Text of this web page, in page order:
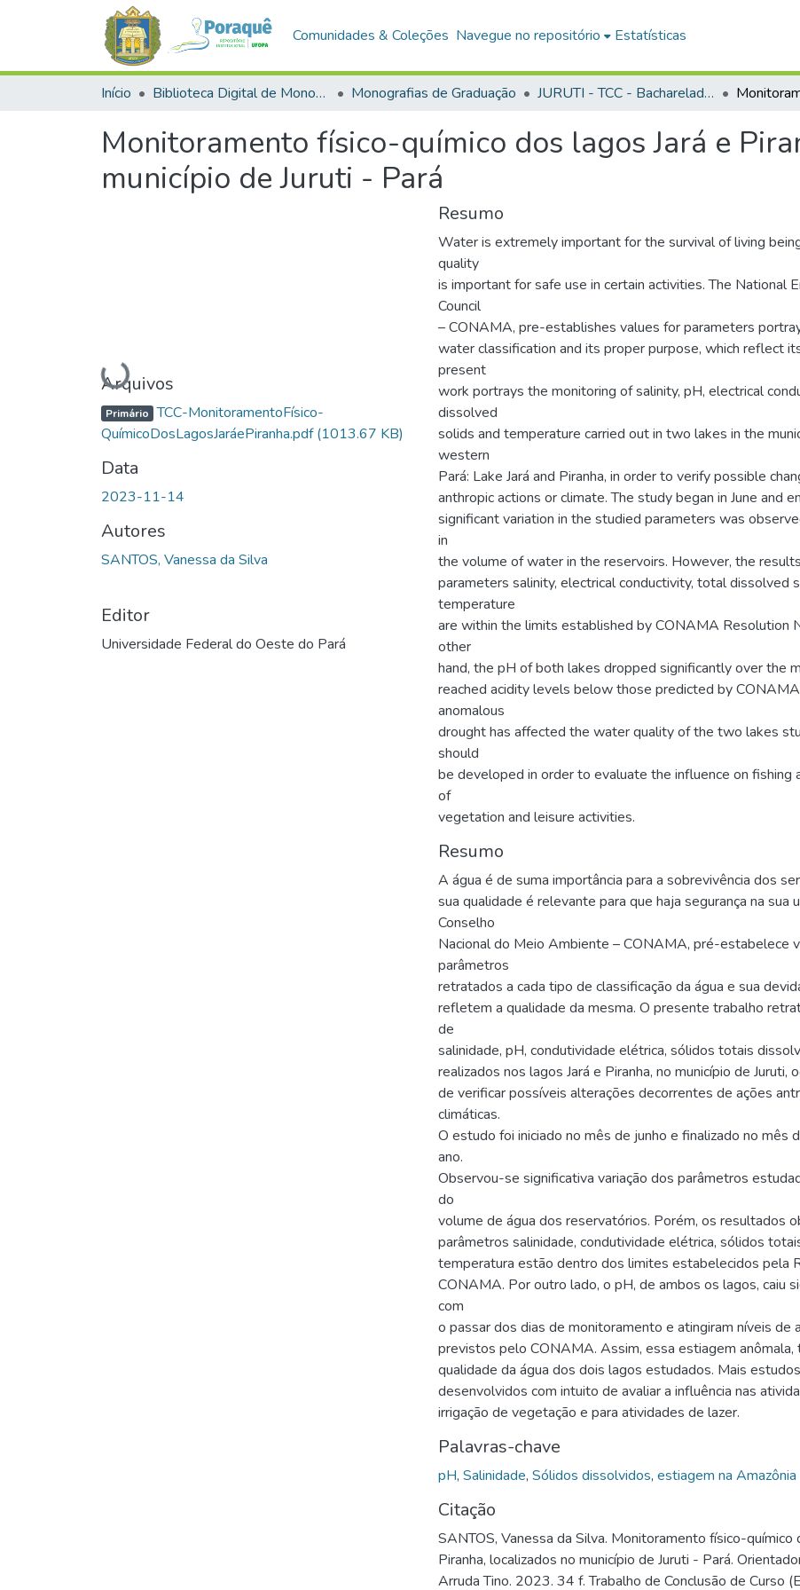
Comunidades & Coleções Navegue no repositório Estatísticas
Início Biblioteca Digital de Monografias (BDM) Monografias de Graduação JURUTI - TCC - Bacharelado em Engenharia de Minas
Monitoramento físico-químico dos lagos Jará e
município de Juruti - Pará
Carregando...
Arquivos
Primário TCC-MonitoramentoFísico-
QuímicoDosLagosJaráePiranha.pdf(1013.67 KB)
Data
2023-11-14
Autores
SANTOS, Vanessa da Silva
Editor
Universidade Federal do Oeste do Pará
Resumo
Water is extremely important for the survival of living
quality
is important for safe use in certain activities. The National
Council
– CONAMA, pre-establishes values for parameters
water classification and its proper purpose, which reflect
present
work portrays the monitoring of salinity, pH, electrical
dissolved
solids and temperature carried out in two lakes in the
western
Pará: Lake Jará and Piranha, in order to verify possible
anthropic actions or climate. The study began in June and
significant variation in the studied parameters was
in
the volume of water in the reservoirs. However, the
parameters salinity, electrical conductivity, total dissolved
temperature
are within the limits established by CONAMA Resolution
other
hand, the pH of both lakes dropped significantly over the
reached acidity levels below those predicted by
anomalous
drought has affected the water quality of the two lakes
should
be developed in order to evaluate the influence on fishing
of
vegetation and leisure activities.
Resumo
A água é de suma importância para a sobrevivência dos
sua qualidade é relevante para que haja segurança na sua
Conselho
Nacional do Meio Ambiente – CONAMA, pré-estabelece
parâmetros
retratados a cada tipo de classificação da água e sua
refletem a qualidade da mesma. O presente trabalho
de
salinidade, pH, condutividade elétrica, sólidos totais
realizados nos lagos Jará e Piranha, no município de Juruti,
de verificar possíveis alterações decorrentes de ações
climáticas.
O estudo foi iniciado no mês de junho e finalizado no mês
ano.
Observou-se significativa variação dos parâmetros
do
volume de água dos reservatórios. Porém, os resultados
parâmetros salinidade, condutividade elétrica, sólidos
temperatura estão dentro dos limites estabelecidos pela
CONAMA. Por outro lado, o pH, de ambos os lagos, caiu
com
o passar dos dias de monitoramento e atingiram níveis de
previstos pelo CONAMA. Assim, essa estiagem anômala,
qualidade da água dos dois lagos estudados. Mais
desenvolvidos com intuito de avaliar a influência nas
irrigação de vegetação e para atividades de lazer.
Palavras-chave
pH, Salinidade, Sólidos dissolvidos, estiagem na Amazônia
Citação
SANTOS, Vanessa da Silva. Monitoramento físico-químico
Piranha, localizados no município de Juruti - Pará.
Arruda Tino. 2023. 34 f. Trabalho de Conclusão de Curso